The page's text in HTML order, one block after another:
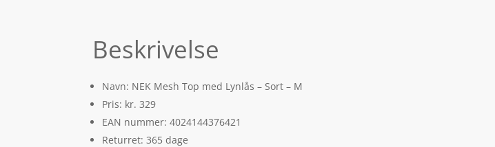
Beskrivelse
Navn: NEK Mesh Top med Lynlås – Sort – M
Pris: kr. 329
EAN nummer: 4024144376421
Returret: 365 dage